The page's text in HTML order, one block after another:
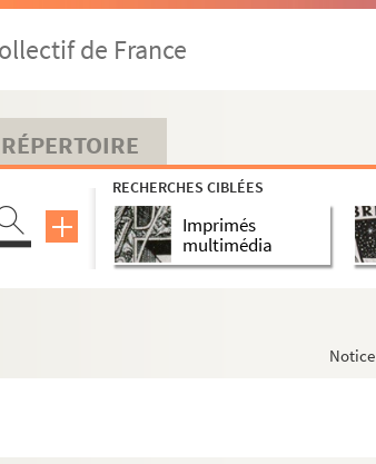
de France
RECHERCHES CIBLÉES
Imprimés
multimédia
Notice